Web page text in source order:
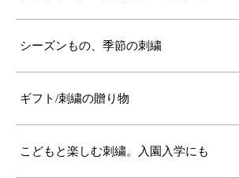
シーズンもの、季節の刺繍
ギフト/刺繍の贈り物
こどもと楽しむ刺繍。入園入学にも